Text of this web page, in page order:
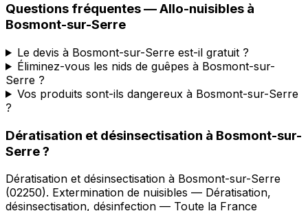
Questions fréquentes —Allo-nuisibles à
Bosmont-sur-Serre
Le devis à Bosmont-sur-Serre est-il gratuit ?
Éliminez-vous les nids de guêpes à Bosmont-sur-
Serre ?
Vos produits sont-ils dangereux à Bosmont-sur-Serre
?
Dératisation et désinsectisation à Bosmont-sur-
Serre?
Dératisation et désinsectisation à Bosmont-sur-Serre
(02250). Extermination de nuisibles — Dératisation,
désinsectisation, désinfection — Toute la France